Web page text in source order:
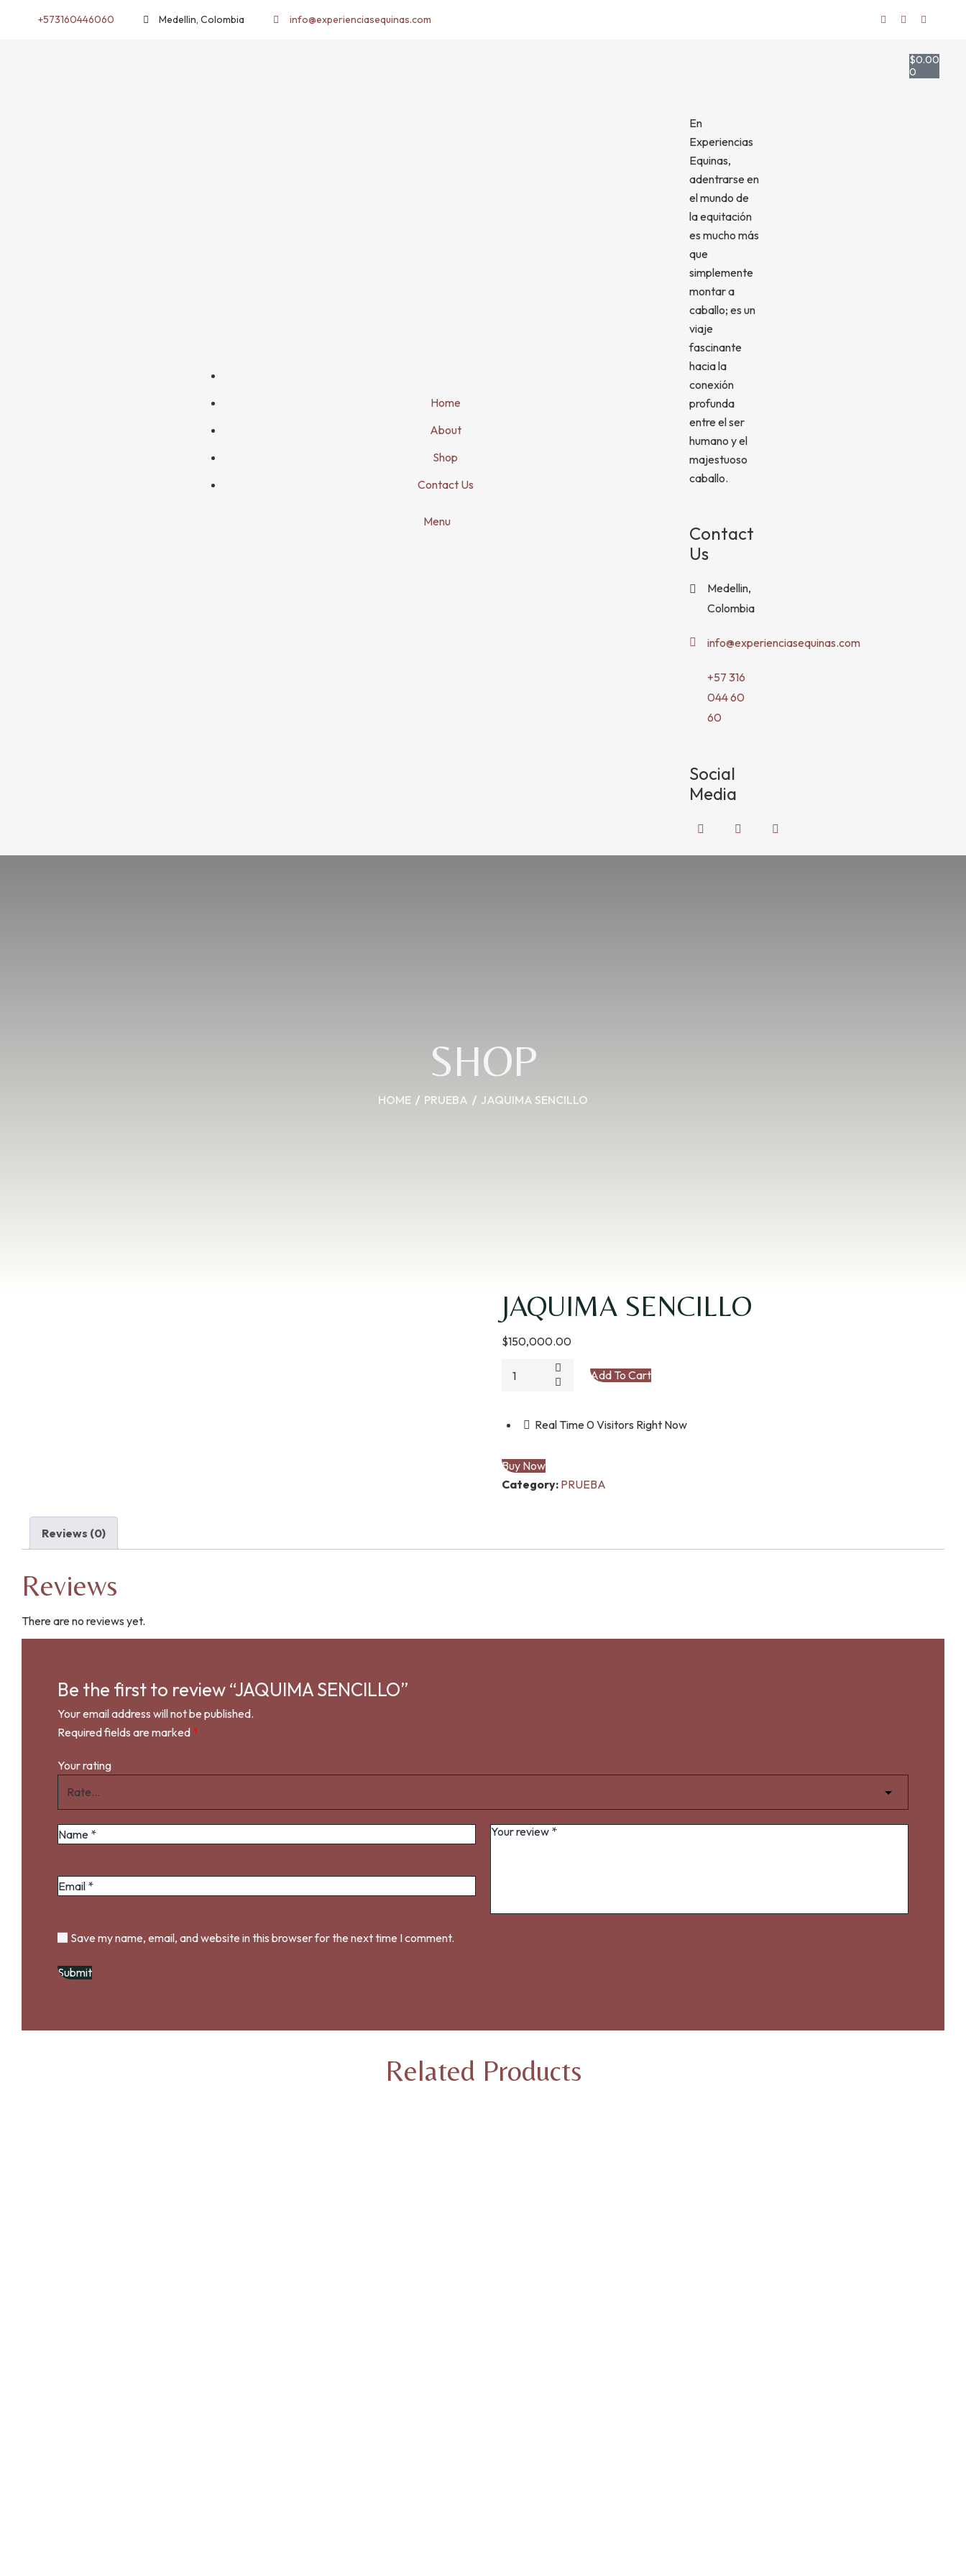
+573160446060 Medellin, Colombia info@experienciasequinas.com
Home
About
Shop
Contact Us
Menu
$0.00
0
En
Experiencias
Equinas,
adentrarse en
el mundo de
la equitación
es mucho más
que
simplemente
montar a
caballo; es un
viaje
fascinante
hacia la
conexión
profunda
entre el ser
humano y el
majestuoso
caballo.
Contact
Us
Medellin,
Colombia
info@experienciasequinas.com
+57 316
044 60
60
Social
Media
SHOP
HOME PRUEBA JAQUIMA SENCILLO
JAQUIMA SENCILLO
$150,000.00
Add To Cart
Real Time0 Visitors Right Now
Buy Now
Category: PRUEBA
Reviews (0)
Reviews
There are no reviews yet.
Be the first to review “JAQUIMA SENCILLO”
Your email address will not be published.
Required fields are marked *
Your rating
Save my name, email, and website in this browser for the next time I comment.
Related Products